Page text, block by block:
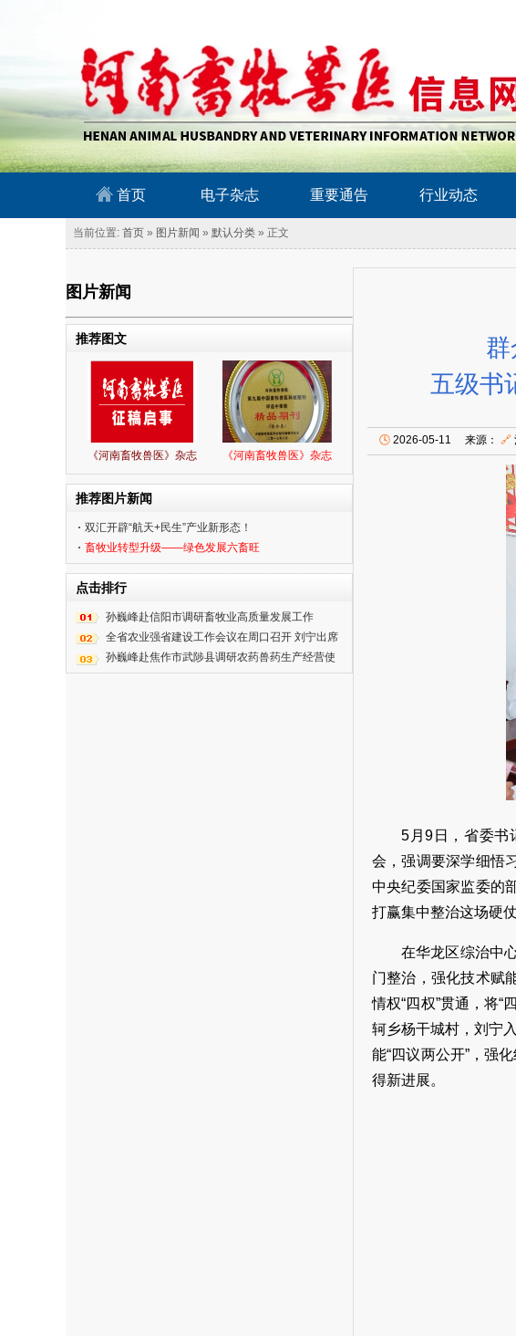
首页 电子杂志 重要通告 行业动态
当前位置: 首页 » 图片新闻 » 默认分类 » 正文
图片新闻
推荐图文
《河南畜牧兽医》杂志 《河南畜牧兽医》杂志
推荐图片新闻
双汇开辟“航天+民生”产业新形态！
畜牧业转型升级——绿色发展六畜旺
点击排行
孙巍峰赴信阳市调研畜牧业高质量发展工作
全省农业强省建设工作会议在周口召开 刘宁出席
并讲话 王凯主持
孙巍峰赴焦作市武陟县调研农药兽药生产经营使
用综合整治工作
五级书
🕓 2026-05-11 来源： 🔗
5月9日，省委书
会，强调要深学细悟
中央纪委国家监委的
打赢集中整治这场硬
在华龙区综治中
门整治，强化技术赋
情权“四权”贯通，将
轲乡杨干城村，刘宁
能“四议两公开”，强
得新进展。